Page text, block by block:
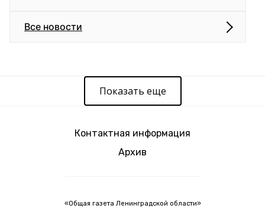
Все новости
Показать еще
Контактная информация
Архив
«Общая газета Ленинградской области»